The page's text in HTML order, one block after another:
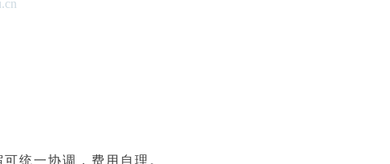
容
书
照要求完成全部研修计划，通过考核后颁发德阳（西门子）
中心非学历教育培训结业证书。
统一协调，费用自理。